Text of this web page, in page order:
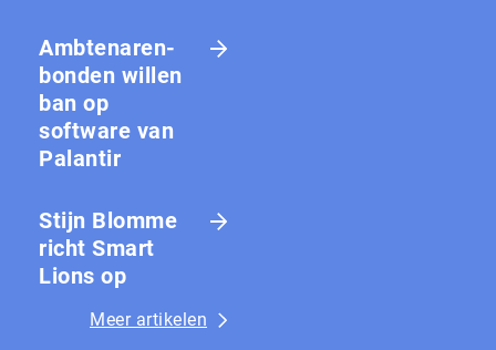
Amb­te­na­ren­
bon­den willen
ban op
software van
Palantir
Stijn Blomme
richt Smart
Lions op
Meer artikelen